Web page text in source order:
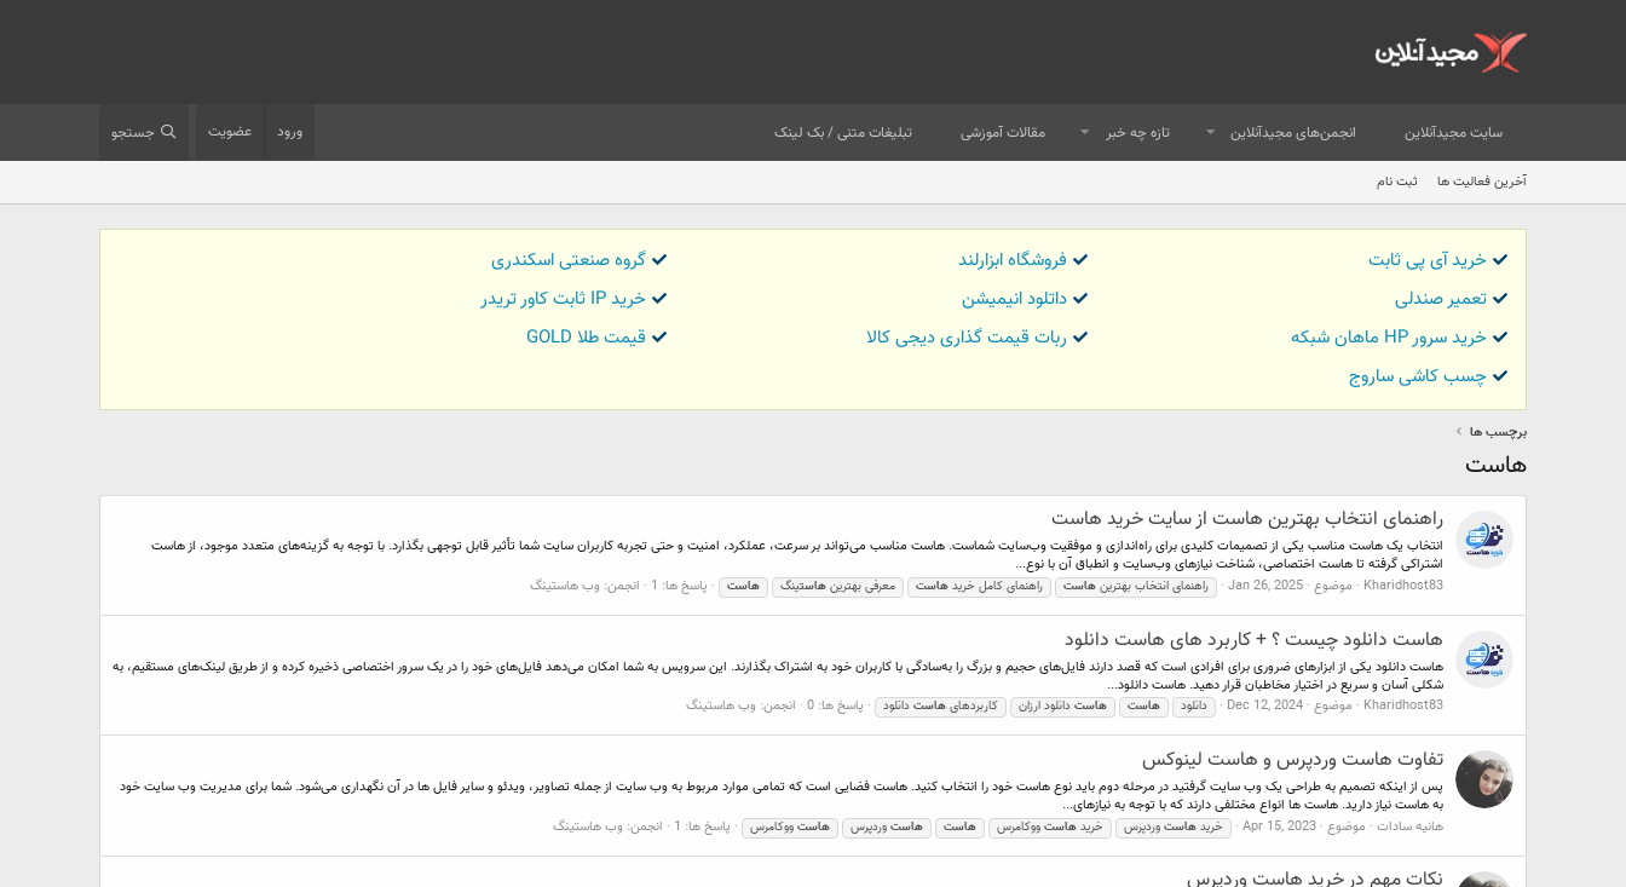
سایت مجیدآنلاین انجمن‌های مجیدآنلاین تازه چه خبر مقالات آموزشی تبلیغات متنی / بک لینک ورود عضویت جستجو
آخرین فعالیت ها ثبت نام
خرید آی پی ثابت فروشگاه ابزارلند
گروه صنعتی اسکندری
تعمیر صندلی
داتلود انیمیشن
خرید IP ثابت کاور تریدر
خرید سرور HP ماهان شبکه
ربات قیمت گذاری دیجی کالا
قیمت طلا GOLD
چسب کاشی ساروج
برچسب ها
هاست
راهنمای انتخاب بهترین هاست از سایت خرید هاست
انتخاب یک هاست مناسب یکی از تصمیمات کلیدی برای راه‌اندازی و موفقیت وب‌سایت شماست. هاست مناسب می‌تواند بر سرعت، عملکرد، امنیت و حتی تجربه کاربران سایت شما تأثیر قابل‌ توجهی بگذارد. با توجه به گزینه‌های متعدد موجود، از هاست
اشتراکی گرفته تا هاست اختصاصی، شناخت نیازهای وب‌سایت و انطباق آن با نوع...
Kharidhost83
موضوع Jan 26, 2025 راهنمای انتخاب بهترین هاست راهنمای کامل خرید هاست معرفی بهترین هاستینگ هاست پاسخ ها: 1 انجمن: وب هاستینگ
هاست دانلود چیست ؟ + کاربرد های هاست دانلود
هاست دانلود یکی از ابزارهای ضروری برای افرادی است که قصد دارند فایل‌های حجیم و بزرگ را به‌سادگی با کاربران خود به اشتراک بگذارند. این سرویس به شما امکان می‌دهد فایل‌های خود را در یک سرور اختصاصی ذخیره کرده و از طریق لینک‌های مستقیم، به
شکلی آسان و سریع در اختیار مخاطبان قرار دهید. هاست دانلود...
Kharidhost83
موضوع Dec 12, 2024 دانلود هاست هاست دانلود ارزان کاربردهای هاست دانلود پاسخ ها: 0 انجمن: وب هاستینگ
تفاوت هاست وردپرس و هاست لینوکس
پس از اینکه تصمیم به طراحی یک وب سایت گرفتید در مرحله دوم باید نوع هاست خود را انتخاب کنید. هاست فضایی است که تمامی موارد مربوط به وب سایت از جمله تصاویر، ویدئو و سایر فایل ها در آن نگهداری می‌شود. شما برای مدیریت وب سایت خود
به هاست نیاز دارید. هاست ها انواع مختلفی دارند که با توجه به نیازهای...
هانیه سادات موضوع Apr 15, 2023 خرید هاست وردپرس خرید هاست ووکامرس هاست هاست وردپرس هاست ووکامرس پاسخ ها: 1 انجمن: وب هاستینگ
نکات مهم در خرید هاست وردپرس